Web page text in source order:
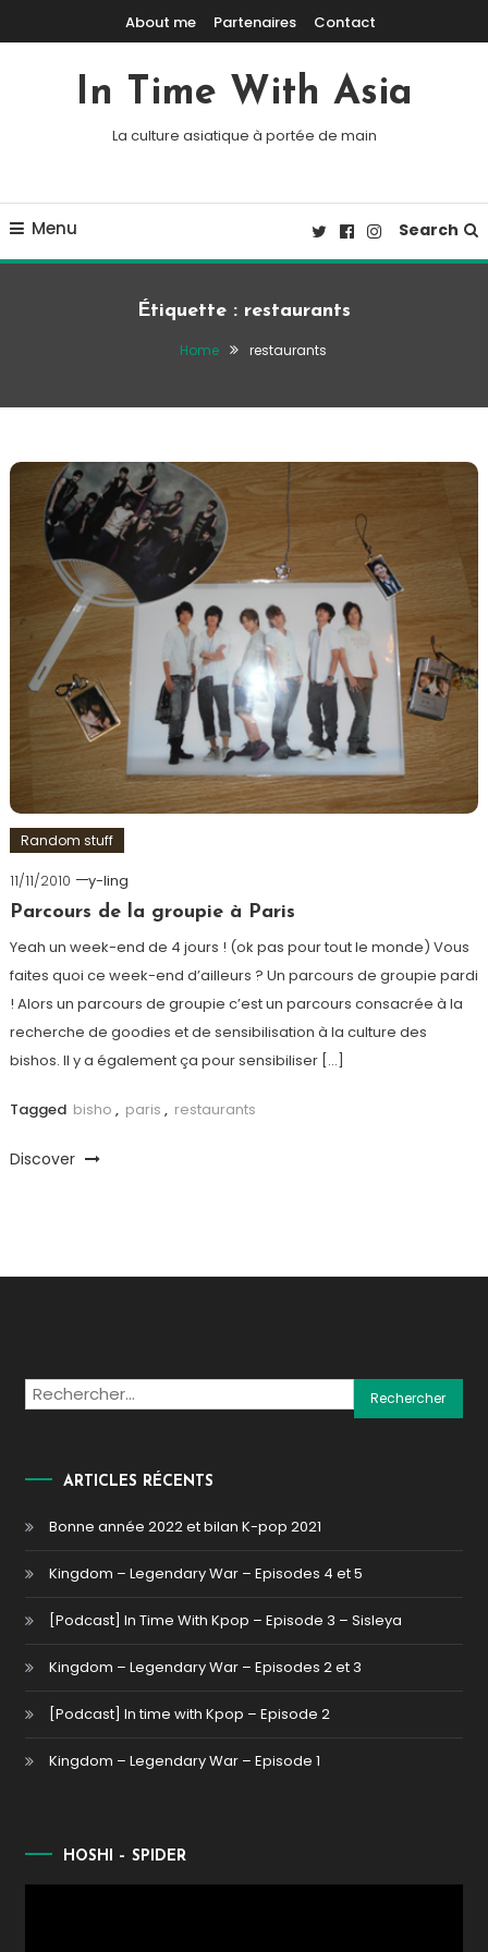
Skip To ContentAbout me Partenaires Contact
In Time With Asia
La culture asiatique à portée de main
Menu Search
Étiquette : restaurants
Home restaurants
Random stuff
11/11/2010
y-ling
Parcours de la groupie à Paris
Yeah un week-end de 4 jours ! (ok pas pour tout le monde) Vous
faites quoi ce week-end d’ailleurs ? Un parcours de groupie pardi
! Alors un parcours de groupie c’est un parcours consacrée à la
recherche de goodies et de sensibilisation à la culture des
bishos. Il y a également ça pour sensibiliser […]
Tagged bisho , paris , restaurants
Discover
Rechercher :
ARTICLES RÉCENTS
Bonne année 2022 et bilan K-pop 2021
Kingdom – Legendary War – Episodes 4 et 5
[Podcast] In Time With Kpop – Episode 3 – Sisleya
Kingdom – Legendary War – Episodes 2 et 3
[Podcast] In time with Kpop – Episode 2
Kingdom – Legendary War – Episode 1
HOSHI – SPIDER